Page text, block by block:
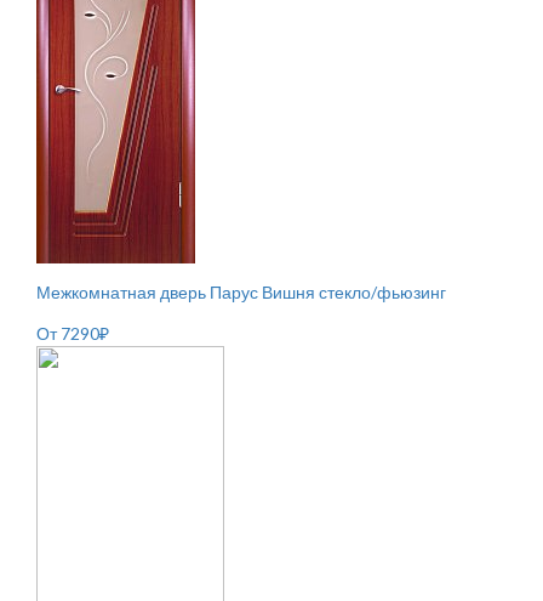
Межкомнатная дверь Парус Вишня стекло/фьюзинг
От7290₽